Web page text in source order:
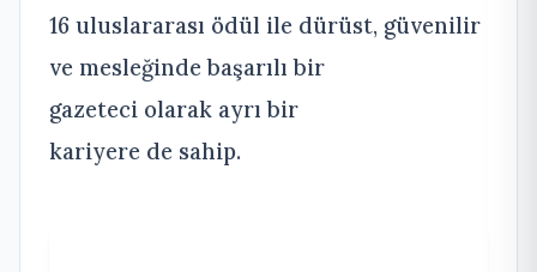
16 uluslararası ödül ile dürüst, güvenilir
ve mesleğinde başarılı bir
gazeteci olarak ayrı bir
kariyere de sahip.